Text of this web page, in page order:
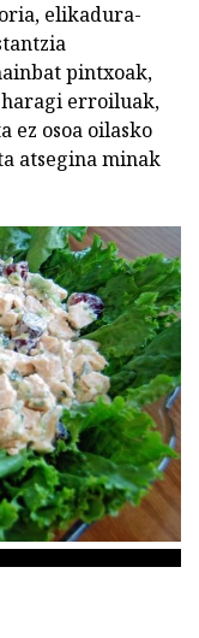
elikadura-
pintxoak,
erroiluak,
ez osoa oilasko
atsegina minak